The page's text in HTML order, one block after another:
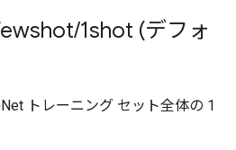
/1shot (デフォ
トレーニング セット全体の 1